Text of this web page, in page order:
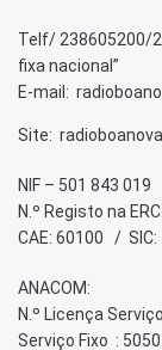
Telf/ 238605200/
fixa nacional”
E-mail:
Site:
NIF – 501 843 019
N.º Registo na
CAE: 60100 / SIC:
ANACOM:
N.º Licença
Serviço Fixo :